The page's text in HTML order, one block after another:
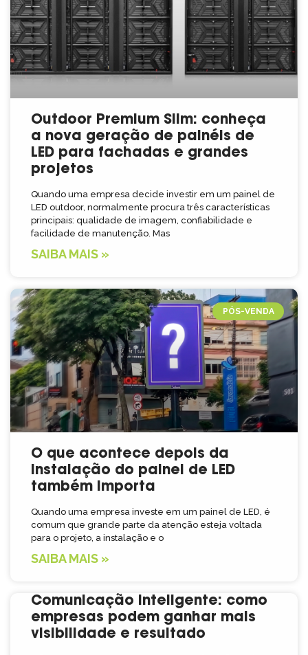
Outdoor Premium Slim: conheça
a nova geração de painéis de
LED para fachadas e grandes
projetos
Quando uma empresa decide investir em um painel de
LED outdoor, normalmente procura três características
principais: qualidade de imagem, confiabilidade e
facilidade de manutenção. Mas
SAIBA MAIS »
PÓS-VENDA
O que acontece depois da
instalação do painel de LED
também importa
Quando uma empresa investe em um painel de LED, é
comum que grande parte da atenção esteja voltada
para o projeto, a instalação e o
SAIBA MAIS »
Comunicação inteligente: como
empresas podem ganhar mais
visibilidade e resultado